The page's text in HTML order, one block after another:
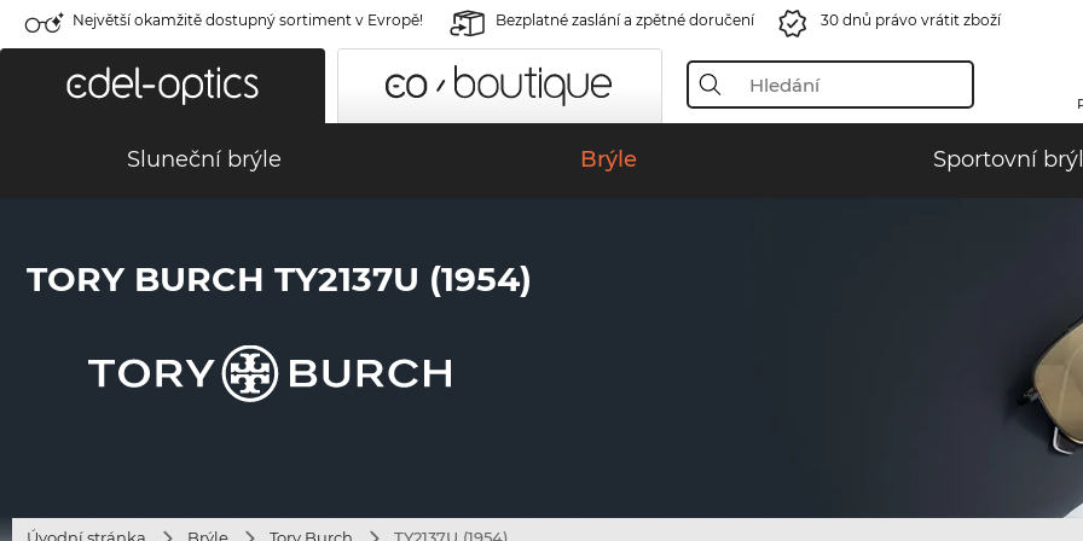
Největší okamžitě dostupný sortiment v Evropě! Bezplatné zaslání a zpětné doručení 30 dnů právo vrátit zboží
Sluneční brýle Brýle Sportovní
TORY BURCH TY2137U (1954)